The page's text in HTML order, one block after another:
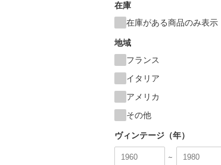
在庫
在庫がある商品のみ表示
地域
フランス
イタリア
アメリカ
その他
ヴィンテージ（年）
～